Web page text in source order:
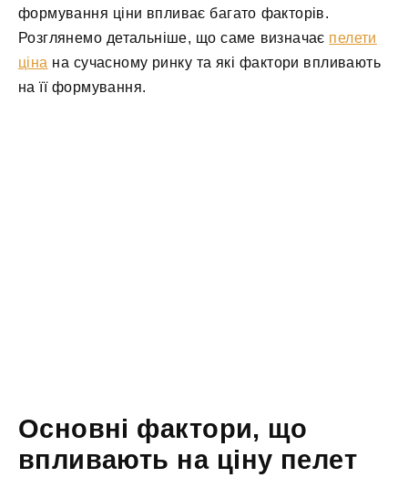
формування ціни впливає багато факторів.
Розглянемо детальніше, що саме визначає пелети
ціна на сучасному ринку та які фактори впливають
на її формування.
Основні фактори, що
впливають на ціну пелет